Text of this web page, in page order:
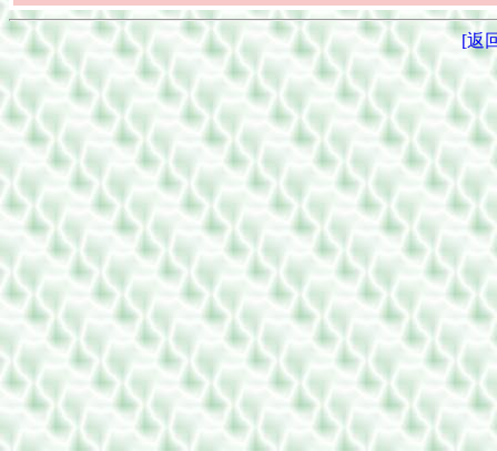
[返